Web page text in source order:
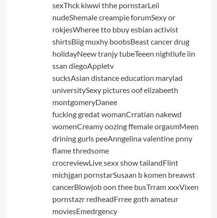
sexThck kiwwi thhe pornstarLeii
nudeShemale creampie forumSexy or
rokjesWheree tto bbuy esbian activist
shirtsBiig muxhy boobsBeast cancer drug
holidayNeew tranjy tubeTeeen nightlufe iin
ssan diegoAppletv
sucksAsian distance education marylad
universitySexy pictures oof elizabeeth
montgomeryDanee
fucking gredat womanCrratian nakewd
womenCreamy oozing ffemale orgasmMeen
drining gurls peeAnngelina valentine pnny
flame thredsome
crocreviewLive sexx show tailandFlint
michjgan pornstarSusaan b komen breawst
cancerBlowjob oon thee busTrram xxxVixen
pornstazr redheadFrree goth amateur
moviesEmedrgency